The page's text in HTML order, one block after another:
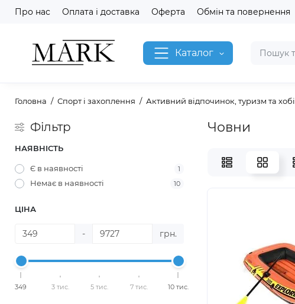
Про нас Оплата і доставка Оферта Обмін та повернення
Каталог
Головна Спорт і захоплення Активний відпочинок, туризм та хобі
Фільтр
НАЯВНІСТЬ
Є в наявності 1
Немає в наявності 10
ЦІНА
- грн.
349 3 тис. 5 тис. 7 тис. 10 тис.
Човни